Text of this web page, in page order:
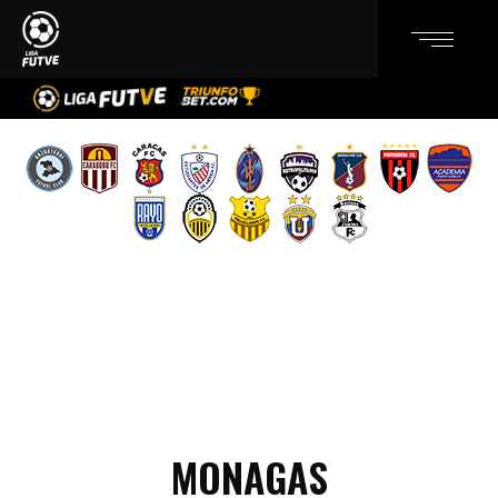
MONAGAS